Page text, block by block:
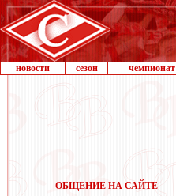
новости сезон чемпионат
ОБЩЕНИЕ НА САЙТЕ